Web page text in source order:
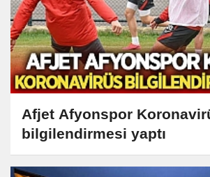
Afjet Afyonspor
bilgilendirmesi yaptı